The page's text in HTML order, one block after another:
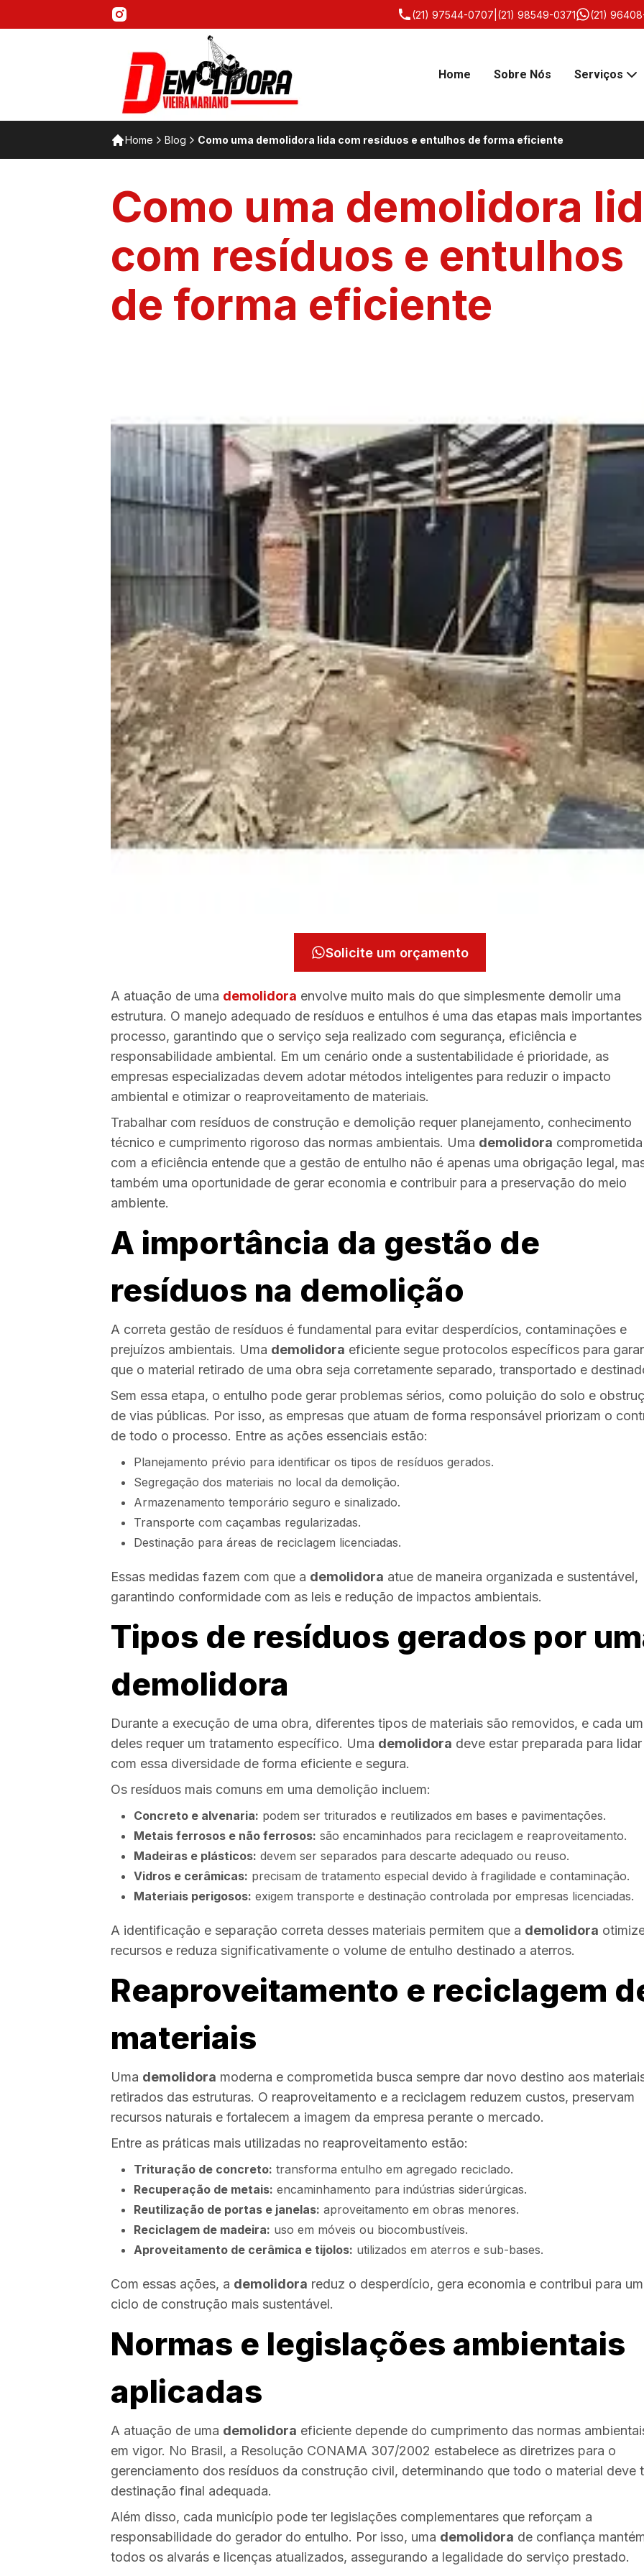
(21) 97544-0707 (21) 98549-0371 (21)
Home Sobre Nós Serviços
Home Blog Como uma demolidora lida com resíduos e entulhos de forma eficiente
Como uma demolidora
com resíduos e entulhos
de forma eficiente
Solicite um orçamento
A atuação de uma demolidora envolve muito mais do que simplesmente demolir uma
estrutura. O manejo adequado de resíduos e entulhos é uma das etapas mais
processo, garantindo que o serviço seja realizado com segurança, eficiência e
responsabilidade ambiental. Em um cenário onde a sustentabilidade é prioridade, as
empresas especializadas devem adotar métodos inteligentes para reduzir o impacto
ambiental e otimizar o reaproveitamento de materiais.
Trabalhar com resíduos de construção e demolição requer planejamento, conhecimento
técnico e cumprimento rigoroso das normas ambientais. Uma demolidora comprometida
com a eficiência entende que a gestão de entulho não é apenas uma obrigação legal,
também uma oportunidade de gerar economia e contribuir para a preservação do meio
ambiente.
A importância da gestão de
resíduos na demolição
A correta gestão de resíduos é fundamental para evitar desperdícios, contaminações e
prejuízos ambientais. Uma demolidora eficiente segue protocolos específicos para
que o material retirado de uma obra seja corretamente separado, transportado e
Sem essa etapa, o entulho pode gerar problemas sérios, como poluição do solo e
de vias públicas. Por isso, as empresas que atuam de forma responsável priorizam o
de todo o processo. Entre as ações essenciais estão:
Planejamento prévio para identificar os tipos de resíduos gerados.
Segregação dos materiais no local da demolição.
Armazenamento temporário seguro e sinalizado.
Transporte com caçambas regularizadas.
Destinação para áreas de reciclagem licenciadas.
Essas medidas fazem com que a demolidora atue de maneira organizada e sustentável,
garantindo conformidade com as leis e redução de impactos ambientais.
Tipos de resíduos gerados por
demolidora
Durante a execução de uma obra, diferentes tipos de materiais são removidos, e cada um
deles requer um tratamento específico. Uma demolidora deve estar preparada para lidar
com essa diversidade de forma eficiente e segura.
Os resíduos mais comuns em uma demolição incluem:
Concreto e alvenaria: podem ser triturados e reutilizados em bases e pavimentações.
Metais ferrosos e não ferrosos: são encaminhados para reciclagem e reaproveitamento.
Madeiras e plásticos: devem ser separados para descarte adequado ou reuso.
Vidros e cerâmicas: precisam de tratamento especial devido à fragilidade e contaminação.
Materiais perigosos: exigem transporte e destinação controlada por empresas licenciadas.
A identificação e separação correta desses materiais permitem que a demolidora
recursos e reduza significativamente o volume de entulho destinado a aterros.
Reaproveitamento e reciclagem
materiais
Uma demolidora moderna e comprometida busca sempre dar novo destino aos
retirados das estruturas. O reaproveitamento e a reciclagem reduzem custos, preservam
recursos naturais e fortalecem a imagem da empresa perante o mercado.
Entre as práticas mais utilizadas no reaproveitamento estão:
Trituração de concreto: transforma entulho em agregado reciclado.
Recuperação de metais: encaminhamento para indústrias siderúrgicas.
Reutilização de portas e janelas: aproveitamento em obras menores.
Reciclagem de madeira: uso em móveis ou biocombustíveis.
Aproveitamento de cerâmica e tijolos: utilizados em aterros e sub-bases.
Com essas ações, a demolidora reduz o desperdício, gera economia e contribui para um
ciclo de construção mais sustentável.
Normas e legislações ambientais
aplicadas
A atuação de uma demolidora eficiente depende do cumprimento das normas
em vigor. No Brasil, a Resolução CONAMA 307/2002 estabelece as diretrizes para o
gerenciamento dos resíduos da construção civil, determinando que todo o material deve
destinação final adequada.
Além disso, cada município pode ter legislações complementares que reforçam a
responsabilidade do gerador do entulho. Por isso, uma demolidora de confiança
todos os alvarás e licenças atualizados, assegurando a legalidade do serviço prestado.